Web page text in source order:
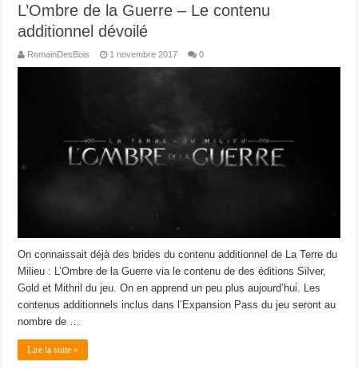
L’Ombre de la Guerre – Le contenu
additionnel dévoilé
RomainDesBois 1 novembre 2017 0
On connaissait déjà des brides du contenu additionnel de La Terre du
Milieu : L’Ombre de la Guerre via le contenu de des éditions Silver,
Gold et Mithril du jeu. On en apprend un peu plus aujourd’hui. Les
contenus additionnels inclus dans l’Expansion Pass du jeu seront au
nombre de …
Lire la suite »